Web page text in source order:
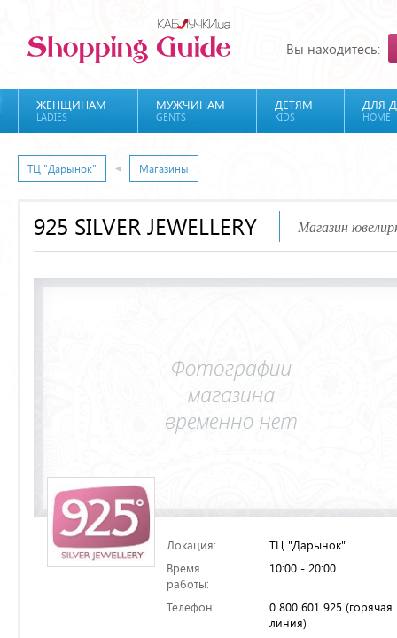
Вы находитесь:
ЖЕНЩИНАМ
LADIES
МУЖЧИНАМ
GENTS
ДЕТЯМ
KIDS
ДЛЯ
HOME
ТЦ "Дарынок" Магазины
925 SILVER JEWELLERY Магазин
Локация:
ТЦ "Дарынок"
Время
работы:
10:00 - 20:00
Телефон:
0 800 601 925 (горячая
линия)